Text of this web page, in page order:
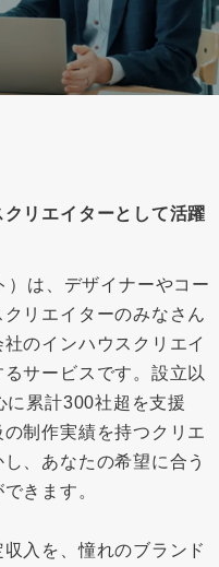
リエイターとして活躍
は、デザイナーやコー
リエイターのみなさん
のインハウスクリエイ
サービスです。設立以
に累計300社超を支援
制作実績を持つクリエ
、あなたの希望に合う
きます。
入を、憧れのブランド